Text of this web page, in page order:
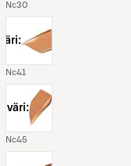
Nc30
väri:
Nc41
väri:
Nc45